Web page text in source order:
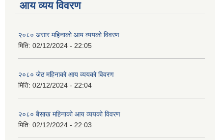
आय व्यय विवरण
२०८० असार महिनाको आय व्ययको विवरण
मिति: 02/12/2024 - 22:05
२०८० जेठ महिनाको आय व्ययको विवरण
मिति: 02/12/2024 - 22:04
२०८० बैसाख महिनाको आय व्ययको विवरण
मिति: 02/12/2024 - 22:03